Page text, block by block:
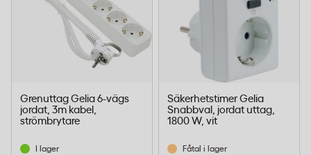
Grenuttag Gelia 6-vägs
jordat, 3m kabel,
strömbrytare
I lager
Säkerhetstimer Gelia
Snabbval, jordat uttag,
1800 W, vit
Fåtal i lager